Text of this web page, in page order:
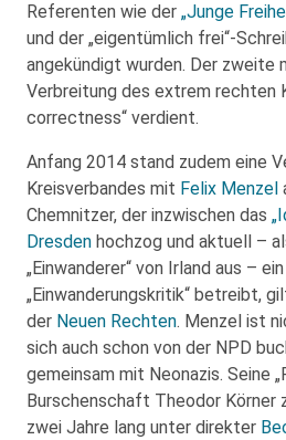
Referenten wie der „Junge
und der „eigentümlich frei“-
angekündigt wurden. Der zweite
Verbreitung des extrem rechten
correctness“ verdient.
Anfang 2014 stand zudem eine
Kreisverbandes mit Felix Menzel
Chemnitzer, der inzwischen das
Dresden hochzog und aktuell –
„Einwanderer“ von Irland aus –
„Einwanderungskritik“ betreibt,
der Neuen Rechten. Menzel ist
sich auch schon von der NPD
gemeinsam mit Neonazis. Seine
Burschenschaft Theodor Körner
zwei Jahre lang unter direkter